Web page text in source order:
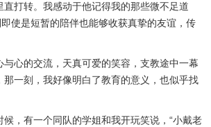
打转。我感动于他记得我的那些微不足道
即使是短暂的陪伴也能够收获真挚的友谊，传
与心的交流，天真可爱的笑容，支教途中一幕
那一刻，我好像明白了教育的意义，也似乎找
候，有一个同队的学姐和我开玩笑说，“小戴老